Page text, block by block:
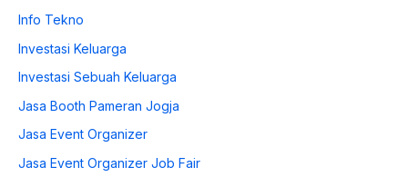
Info Tekno
Investasi Keluarga
Investasi Sebuah Keluarga
Jasa Booth Pameran Jogja
Jasa Event Organizer
Jasa Event Organizer Job Fair